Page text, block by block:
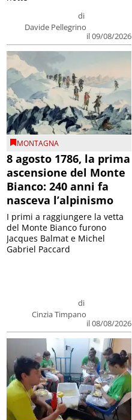
di
Davide Pellegrino
il 09/08/2026
MONTAGNA
8 agosto 1786, la prima
ascensione del Monte
Bianco: 240 anni fa
nasceva l’alpinismo
di
Cinzia Timpano
il 08/08/2026
I primi a raggiungere la vetta
del Monte Bianco furono
Jacques Balmat e Michel
Gabriel Paccard